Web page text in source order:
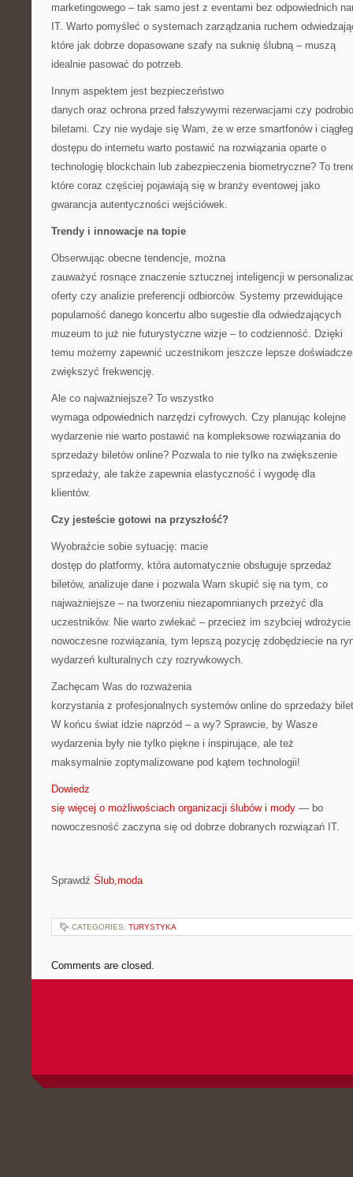
marketingowego – tak samo jest z eventami bez odpowiednich
IT. Warto pomyśleć o systemach zarządzania ruchem
które jak dobrze dopasowane szafy na suknię ślubną – muszą
idealnie pasować do potrzeb.
Innym aspektem jest bezpieczeństwo
danych oraz ochrona przed fałszywymi rezerwacjami czy
biletami. Czy nie wydaje się Wam, że w erze smartfonów i
dostępu do internetu warto postawić na rozwiązania oparte o
technologię blockchain lub zabezpieczenia biometryczne? To
które coraz częściej pojawiają się w branży eventowej jako
gwarancja autentyczności wejściówek.
Trendy i innowacje na topie
Obserwując obecne tendencje, można
zauważyć rosnące znaczenie sztucznej inteligencji w
oferty czy analizie preferencji odbiorców. Systemy przewidujące
popularność danego koncertu albo sugestie dla odwiedzających
muzeum to już nie futurystyczne wizje – to codzienność. Dzięki
temu możemy zapewnić uczestnikom jeszcze lepsze
zwiększyć frekwencję.
Ale co najważniejsze? To wszystko
wymaga odpowiednich narzędzi cyfrowych. Czy planując kolejne
wydarzenie nie warto postawić na kompleksowe rozwiązania do
sprzedaży biletów online? Pozwala to nie tylko na zwiększenie
sprzedaży, ale także zapewnia elastyczność i wygodę dla
klientów.
Czy jesteście gotowi na przyszłość?
Wyobraźcie sobie sytuację: macie
dostęp do platformy, która automatycznie obsługuje sprzedaż
biletów, analizuje dane i pozwala Wam skupić się na tym, co
najważniejsze – na tworzeniu niezapomnianych przeżyć dla
uczestników. Nie warto zwlekać – przecież im szybciej wdrożycie
nowoczesne rozwiązania, tym lepszą pozycję zdobędziecie na
wydarzeń kulturalnych czy rozrywkowych.
Zachęcam Was do rozważenia
korzystania z profesjonalnych systemów online do sprzedaży
W końcu świat idzie naprzód – a wy? Sprawcie, by Wasze
wydarzenia były nie tylko piękne i inspirujące, ale też
maksymalnie zoptymalizowane pod kątem technologii!
Dowiedz
się więcej o możliwościach organizacji ślubów i mody — bo
nowoczesność zaczyna się od dobrze dobranych rozwiązań IT.
Sprawdź Ślub,moda
CATEGORIES: TURYSTYKA
Comments are closed.